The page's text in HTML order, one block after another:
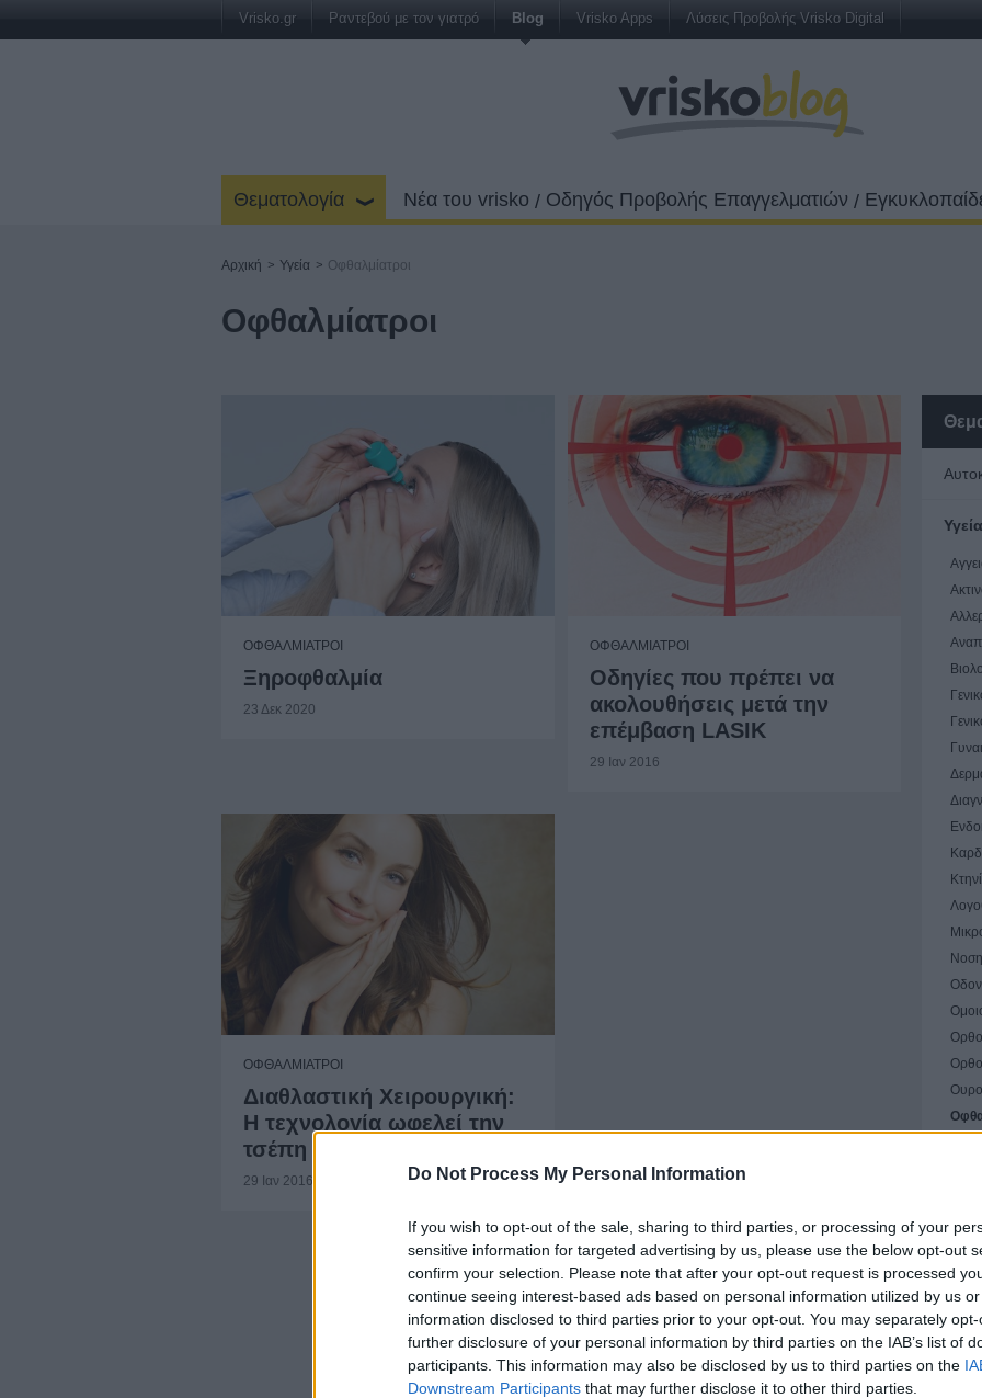
Do Not Process My Personal Information
If you wish to opt-out of the sale, sharing to third parties, or processing of your
sensitive information for targeted advertising by us, please use the below opt-out
confirm your selection. Please note that after your opt-out request is processed
continue seeing interest-based ads based on personal information utilized by us
information disclosed to third parties prior to your opt-out. You may separately
further disclosure of your personal information by third parties on the IAB’s list of
participants. This information may also be disclosed by us to third parties on the
Downstream Participants that may further disclose it to other third parties.
Vrisko.gr Ραντεβού με τον γιατρό Blog Vrisko Apps Λύσεις Προβολής Vrisko Digital
Θεματολογία Νέα του vrisko / Οδηγός Προβολής Επαγγελματιών /
Αρχική > Υγεία > Οφθαλμίατροι
Οφθαλμίατροι
ΟΦΘΑΛΜΙΑΤΡΟΙ
Ξηροφθαλμία
23 Δεκ 2020
ΟΦΘΑΛΜΙΑΤΡΟΙ
Οδηγίες που πρέπει να
ακολουθήσεις μετά την
επέμβαση LASIK
29 Ιαν 2016
ΟΦΘΑΛΜΙΑΤΡΟΙ
Διαθλαστική Χειρουργική:
Η τεχνολογία ωφελεί την
τσέπη σου ...
29 Ιαν 2016
Υγεία